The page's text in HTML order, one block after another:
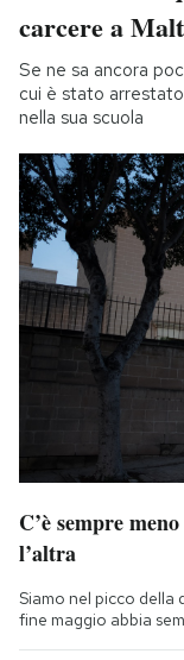
carcere a
Se ne sa ancora
cui è stato
nella sua scuola
C’è sempre
l’altra
Siamo nel picco della
fine maggio abbia